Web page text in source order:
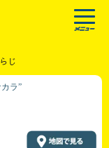
じ
ラ”